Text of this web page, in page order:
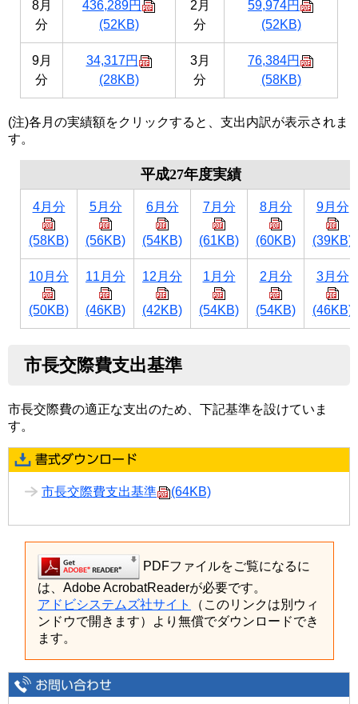
8月
分
436,289円
(52KB)
2月
分
59,974円
(52KB)
9月
分
34,317円
(28KB)
3月
分
76,384円
(58KB)
(注)各月の実績額をクリックすると、支出内訳が表示されま
す。
平成27年度実績
4月分
(58KB)
5月分
(56KB)
6月分
(54KB)
7月分
(61KB)
8月分
(60KB)
9月分
(39KB)
10月分
(50KB)
11月分
(46KB)
12月分
(42KB)
1月分
(54KB)
2月分
(54KB)
3月分
(46KB)
市長交際費支出基準
市長交際費の適正な支出のため、下記基準を設けていま
す。
市長交際費支出基準 (64KB)
PDFファイルをご覧になるに
は、Adobe AcrobatReaderが必要です。
アドビシステムズ社サイト
（このリンクは別ウィ
ンドウで開きます）より無償でダウンロードでき
ます。